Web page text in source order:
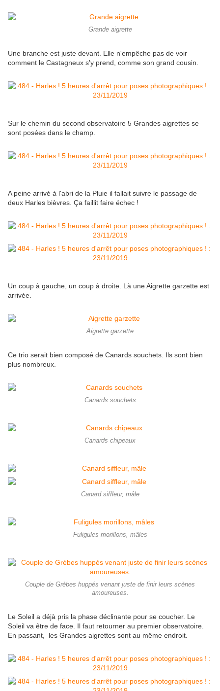
Grande aigrette
Une branche est juste devant. Elle n'empêche pas de voir
comment le Castagneux s'y prend, comme son grand cousin.
Sur le chemin du second observatoire 5 Grandes aigrettes se
sont posées dans le champ.
A peine arrivé à l'abri de la Pluie il fallait suivre le passage de
deux Harles bièvres. Ça faillit faire échec !
Un coup à gauche, un coup à droite. Là une Aigrette garzette est
arrivée.
Aigrette garzette
Ce trio serait bien composé de Canards souchets. Ils sont bien
plus nombreux.
Canards souchets
Canards chipeaux
Canard siffleur, mâle
Fuligules morillons, mâles
Couple de Grèbes huppés venant juste de finir leurs scènes
amoureuses.
Le Soleil a déjà pris la phase déclinante pour se coucher. Le
Soleil va être de face. Il faut retourner au premier observatoire.
En passant, les Grandes aigrettes sont au même endroit.